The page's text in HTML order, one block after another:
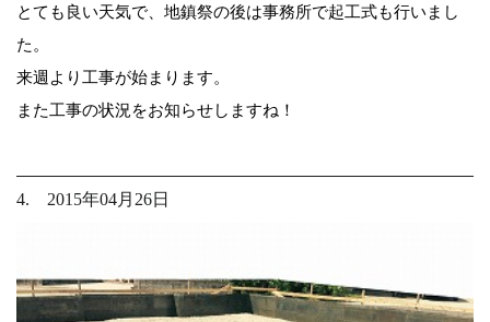
とても良い天気で、地鎮祭の後は事務所で起工式も行いまし
た。
来週より工事が始まります。
また工事の状況をお知らせしますね！
4. 2015年04月26日